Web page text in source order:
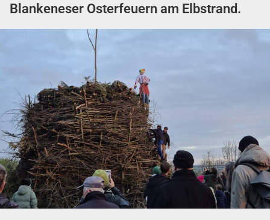
Blankeneser Osterfeuern am Elbstrand.